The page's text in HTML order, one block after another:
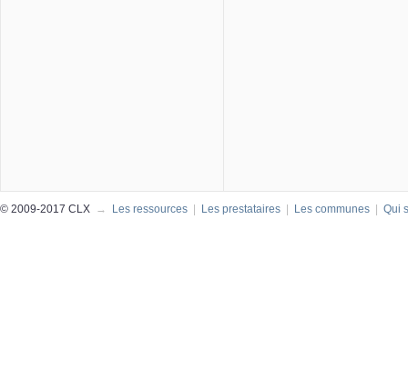
© 2009-2017 CLX → Les ressources Les prestataires Les communes Qui